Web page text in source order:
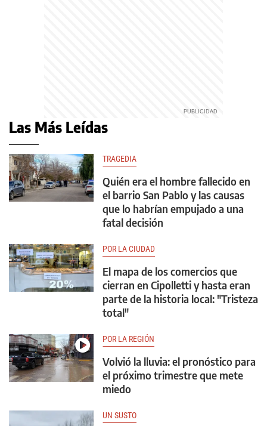
Las Más Leídas
TRAGEDIA
Quién era el hombre fallecido en
el barrio San Pablo y las causas
que lo habrían empujado a una
fatal decisión
POR LA CIUDAD
El mapa de los comercios que
cierran en Cipolletti y hasta eran
parte de la historia local: "Tristeza
total"
POR LA REGIÓN
Volvió la lluvia: el pronóstico para
el próximo trimestre que mete
miedo
UN SUSTO